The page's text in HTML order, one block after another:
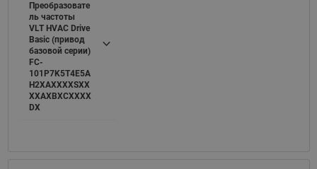
Преобразовате
ль частоты
VLT HVAC Drive
Basic (привод
базовой серии)
FC-
101P7K5T4E5A
H2XAXXXXSXX
XXAXBXCXXXX
DX